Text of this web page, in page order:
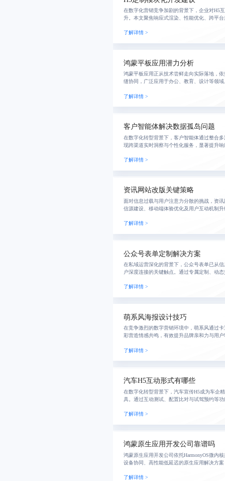
在数字化营销竞争加剧的背景下，企业对H5
升。本文聚焦响应式渲染、性能优化、跨平
标准
了解详情 >
鸿蒙平板应用潜力分析
鸿蒙平板应用正从技术尝鲜走向实际落地，
缝协同，广泛应用于办公、教育、设计等领
性，可提升
了解详情 >
客户智能体解决数据孤岛问题
在数字化转型背景下，客户智能体通过整合
现跨渠道实时洞察与个性化服务，显著提升
满意
了解详情 >
资讯网站改版关键策略
面对信息过载与用户注意力分散的挑战，资
信源建设、移动端体验优化及用户互动机制
了解详情 >
公众号表单定制解决方案
在私域运营深化的背景下，公众号表单已从
户深度连接的关键触点。通过专属定制、动
体系。
了解详情 >
萌系风海报设计技巧
在竞争激烈的数字营销环境中，萌系风通过
彩营造情感共鸣，有效提升品牌亲和力与用
了解详情 >
汽车H5互动形式有哪些
在数字化转型背景下，汽车宣传H5成为车企
具。通过互动测试、配置比对与试驾预约等
牌构建智
了解详情 >
鸿蒙原生应用开发公司靠谱吗
鸿蒙原生应用开发公司依托HarmonyOS微内
设备协同、高性能低延迟的原生应用解决方
了解详情 >